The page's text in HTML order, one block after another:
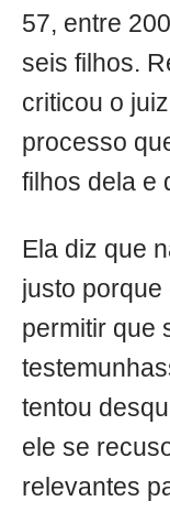
57, entre
seis filhos.
criticou o
processo
filhos dela e
Ela diz que
justo
permitir que
tentou
ele se
relevantes